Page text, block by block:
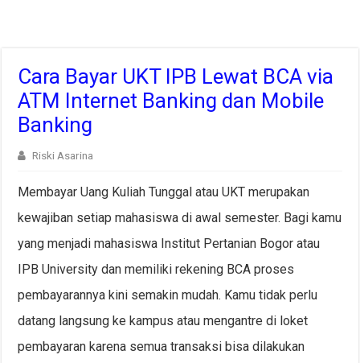
Cara Bayar UKT IPB Lewat BCA via
ATM Internet Banking dan Mobile
Banking
Riski Asarina
Membayar Uang Kuliah Tunggal atau UKT merupakan
kewajiban setiap mahasiswa di awal semester. Bagi kamu
yang menjadi mahasiswa Institut Pertanian Bogor atau
IPB University dan memiliki rekening BCA proses
pembayarannya kini semakin mudah. Kamu tidak perlu
datang langsung ke kampus atau mengantre di loket
pembayaran karena semua transaksi bisa dilakukan